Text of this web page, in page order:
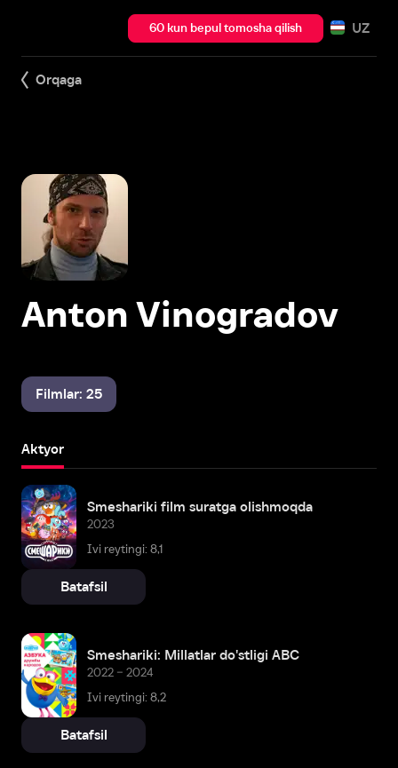
60 kun bepul tomosha qilish UZ
Orqaga
Anton Vinogradov
Filmlar: 25
Aktyor
Smeshariki film suratga olishmoqda
2023
Ivi reytingi: 8,1
Batafsil
Smeshariki: Millatlar do'stligi ABC
2022 – 2024
Ivi reytingi: 8,2
Batafsil